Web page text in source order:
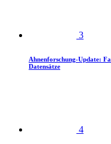
3
Ahnenforschung-Update:
Datensätze
4